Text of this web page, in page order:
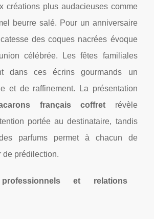
créations plus audacieuses comme
beurre salé. Pour un anniversaire
des coques nacrées évoque
célébrée. Les fêtes familiales
dans ces écrins gourmands un
et de raffinement. La présentation
français coffret révèle
portée au destinataire, tandis
parfums permet à chacun de
de prédilection.
professionnels et relations